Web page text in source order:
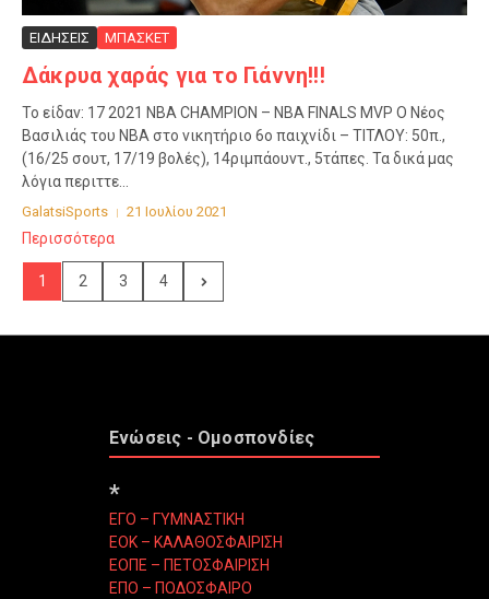
ΕΙΔΗΣΕΙΣ ΜΠΑΣΚΕΤ
Δάκρυα χαράς για το Γιάννη!!!
Το είδαν: 17 2021 ΝΒΑ CHAMPION – NBA FINALS MVP O Nέος
Βασιλιάς του NBA στο νικητήριο 6ο παιχνίδι – ΤΙΤΛΟΥ: 50π.,
(16/25 σουτ, 17/19 βολές), 14ριμπάουντ., 5τάπες. Τα δικά μας
λόγια περιττε...
GalatsiSports 21 Ιουλίου 2021
Περισσότερα
1 2 3 4
Ενώσεις - Ομοσπονδίες
*
ΕΓΟ – ΓΥΜΝΑΣΤΙΚΗ
ΕΟΚ – ΚΑΛΑΘΟΣΦΑΙΡΙΣΗ
ΕΟΠΕ – ΠΕΤΟΣΦΑΙΡΙΣΗ
ΕΠΟ – ΠΟΔΟΣΦΑΙΡΟ